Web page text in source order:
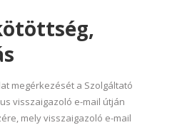
megérkezését a Szolgáltató
visszaigazoló e-mail útján
mely visszaigazoló e-mail